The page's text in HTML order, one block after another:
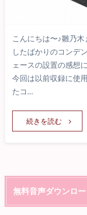
こんにちは〜♪雛乃
したばかりのコンデ
ェースの設置の感想
今回は以前収録に使
たコ…
続きを読む
無料音声ダウンロ